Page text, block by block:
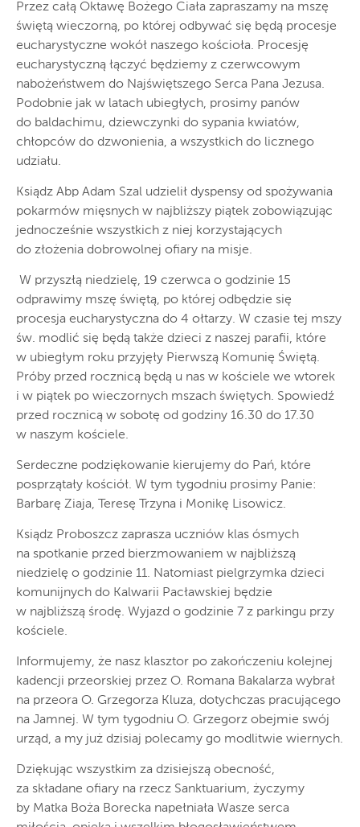
Przez całą Oktawę Bożego Ciała zapraszamy na mszę
świętą wieczorną, po której odbywać się będą procesje
eucharystyczne wokół naszego kościoła. Procesję
eucharystyczną łączyć będziemy z czerwcowym
nabożeństwem do Najświętszego Serca Pana Jezusa.
Podobnie jak w latach ubiegłych, prosimy panów
do baldachimu, dziewczynki do sypania kwiatów,
chłopców do dzwonienia, a wszystkich do licznego
udziału.
Ksiądz Abp Adam Szal udzielił dyspensy od spożywania
pokarmów mięsnych w najbliższy piątek zobowiązując
jednocześnie wszystkich z niej korzystających
do złożenia dobrowolnej ofiary na misje.
W przyszłą niedzielę, 19 czerwca o godzinie 15
odprawimy mszę świętą, po której odbędzie się
procesja eucharystyczna do 4 ołtarzy. W czasie tej mszy
św. modlić się będą także dzieci z naszej parafii, które
w ubiegłym roku przyjęły Pierwszą Komunię Świętą.
Próby przed rocznicą będą u nas w kościele we wtorek
i w piątek po wieczornych mszach świętych. Spowiedź
przed rocznicą w sobotę od godziny 16.30 do 17.30
w naszym kościele.
Serdeczne podziękowanie kierujemy do Pań, które
posprzątały kościół. W tym tygodniu prosimy Panie:
Barbarę Ziaja, Teresę Trzyna i Monikę Lisowicz.
Ksiądz Proboszcz zaprasza uczniów klas ósmych
na spotkanie przed bierzmowaniem w najbliższą
niedzielę o godzinie 11. Natomiast pielgrzymka dzieci
komunijnych do Kalwarii Pacławskiej będzie
w najbliższą środę. Wyjazd o godzinie 7 z parkingu przy
kościele.
Informujemy, że nasz klasztor po zakończeniu kolejnej
kadencji przeorskiej przez O. Romana Bakalarza wybrał
na przeora O. Grzegorza Kluza, dotychczas pracującego
na Jamnej. W tym tygodniu O. Grzegorz obejmie swój
urząd, a my już dzisiaj polecamy go modlitwie wiernych.
Dziękując wszystkim za dzisiejszą obecność,
za składane ofiary na rzecz Sanktuarium, życzymy
by Matka Boża Borecka napełniała Wasze serca